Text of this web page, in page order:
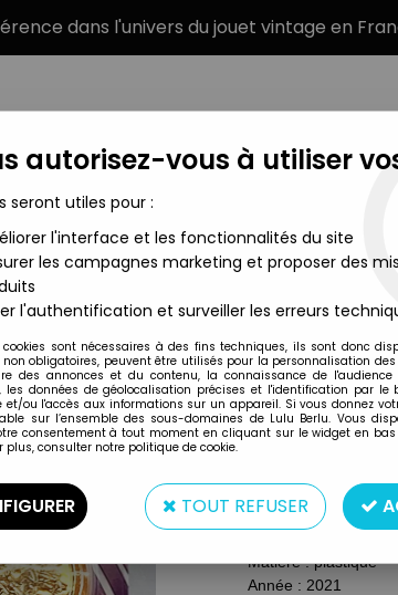
dans l'univers du jouet vintage en
MARQUES TYPE DE PRODUIT
The Vintage Collection Star Wars (The
Hasbro
STAR
BOBA
Type : Figurine
Matière : plastique
Année : 2021
autorisez-vous à utiliser
seront utiles pour :
l'interface et les fonctionnalités du site
les campagnes marketing et proposer des
l'authentification et surveiller les erreurs
cookies sont nécessaires à des fins techniques, ils sont donc
non obligatoires, peuvent être utilisés pour la personnalisation
des annonces et du contenu, la connaissance de
les données de géolocalisation précises et l'identification par le
et/ou l'accès aux informations sur un appareil. Si vous donnez
sur l’ensemble des sous-domaines de Lulu Berlu. Vous
consentement à tout moment en cliquant sur le widget en
plus, consulter notre politique de cookie.
TOUT REFUSER